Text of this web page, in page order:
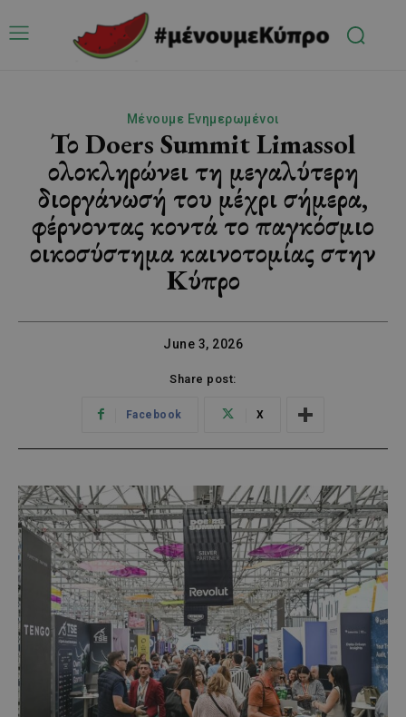
Μένουμε Ενημερωμένοι
Το Doers Summit Limassol
ολοκληρώνει τη μεγαλύτερη
διοργάνωσή του μέχρι σήμερα,
φέρνοντας κοντά το παγκόσμιο
οικοσύστημα καινοτομίας στην
Κύπρο
June 3, 2026
Share post:
Facebook X